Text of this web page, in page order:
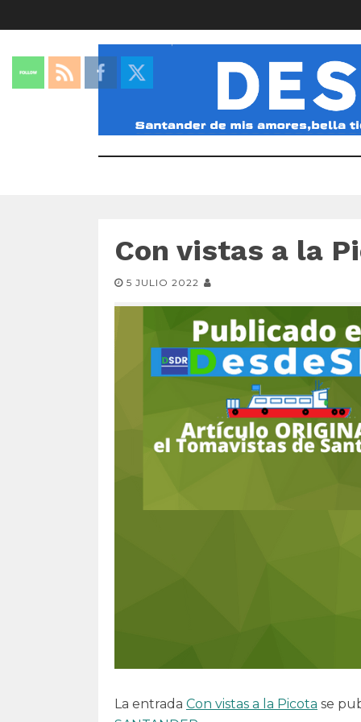
Con vistas a la
5 JULIO 2022
La entrada Con vistas a la Picota se